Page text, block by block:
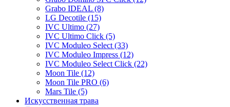
Grabo IDEAL (8)
LG Decotile (15)
IVC Ultimo (27)
IVC Ultimo Click (5)
IVC Moduleo Select (33)
IVC Moduleo Impress (12)
IVC Moduleo Select Click (22)
Moon Tile (12)
Moon Tile PRO (6)
Mars Tile (5)
Искусcтвенная трава